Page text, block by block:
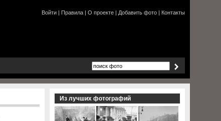
Войти | Правила | О проекте | Добавить фото | Контакты
Из лучших фотографий